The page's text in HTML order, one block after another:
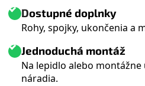
Dostupné doplnky
Rohy, spojky, ukončenia a
Jednoduchá montáž
Na lepidlo alebo montážne
náradia.